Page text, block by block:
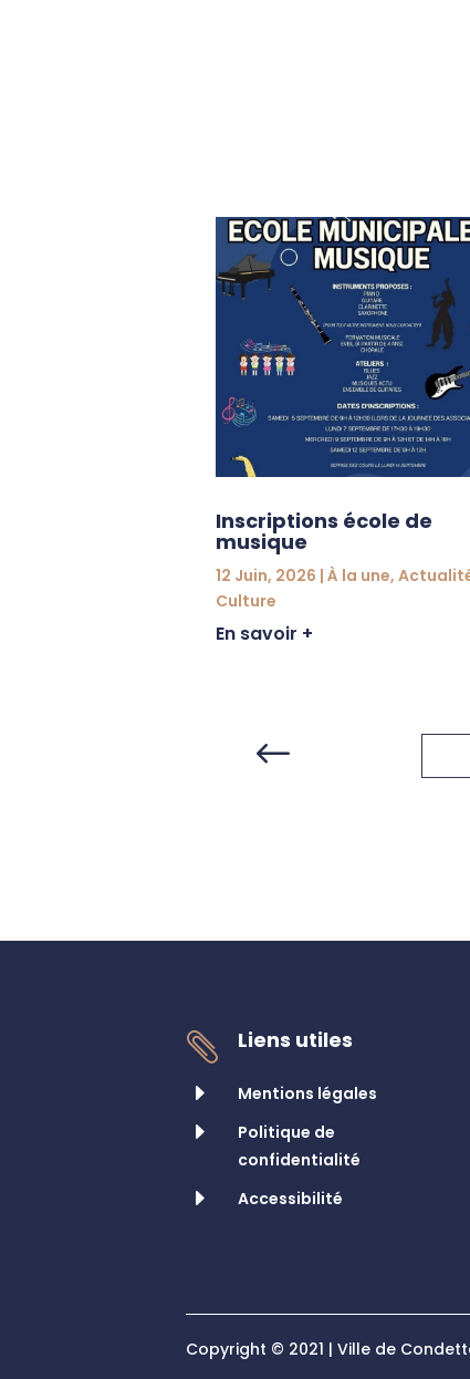
Inscriptions école de
musique
12 Juin, 2026 | À la une,
Culture
En savoir +
#

Liens utiles
E
Mentions légales
E
Politique de
confidentialité
E Accessibilité
Copyright © 2021 | Ville de